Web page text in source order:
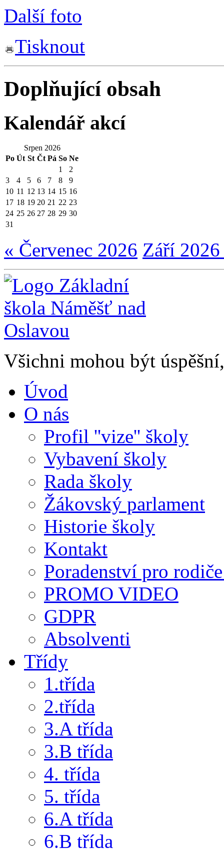
Další foto
Tisknout
Doplňující obsah
Kalendář akcí
Srpen 2026
Po Út St Čt Pá So Ne
1
2
3
4 5 6 7 8
9
10 11 12 13 14 15 16
17 18 19 20 21 22 23
24 25 26 27 28 29 30
31
« Červenec 2026 Září
Všichni mohou být
Úvod
O nás
Profil ''vize'' školy
Vybavení školy
Rada školy
Žákovský parlament
Historie školy
Kontakt
Poradenství pro
PROMO VIDEO
GDPR
Absolventi
Třídy
1.třída
2.třída
3.A třída
3.B třída
4. třída
5. třída
6.A třída
6.B třída